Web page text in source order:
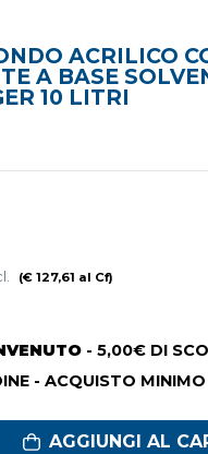
ACRILICO
A BASE
10 LITRI
(€ 127,61 al Cf)
- 5,00€ DI
- ACQUISTO
AGGIUNGI AL